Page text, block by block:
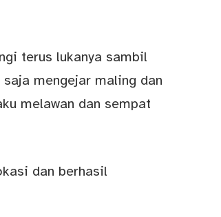
terus lukanya sambil
mengejar maling dan
melawan dan sempat
dan berhasil